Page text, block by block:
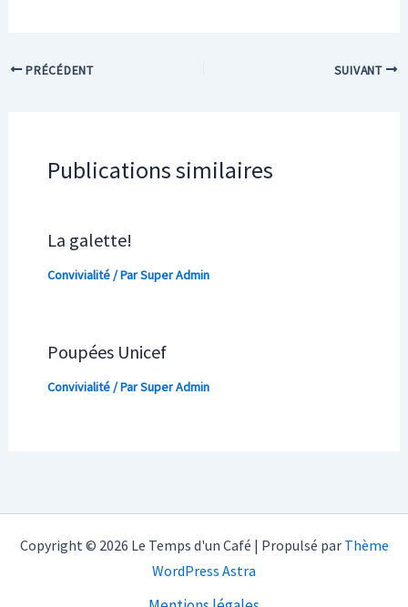
PRÉCÉDENT SUIVANT
Publications similaires
La galette!
Convivialité/ ParSuper Admin
Poupées Unicef
Convivialité/ ParSuper Admin
Copyright © 2026 Le Temps d'un Café | Propulsé par Thème
WordPress Astra